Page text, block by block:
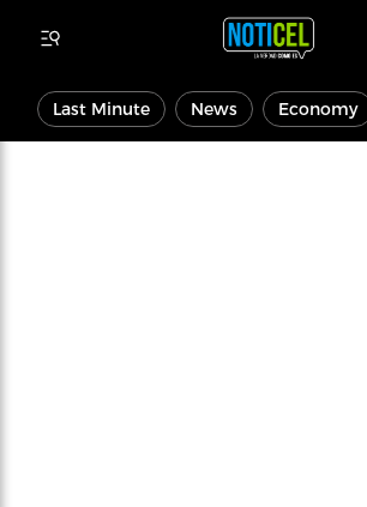
Last Minute News Economy